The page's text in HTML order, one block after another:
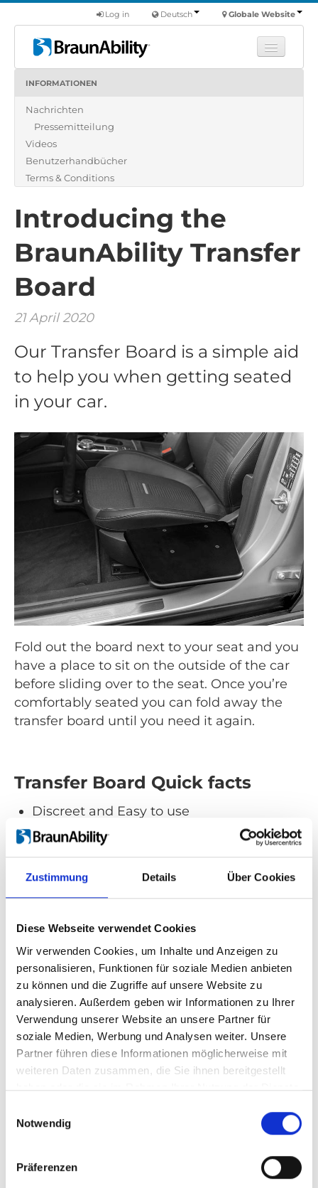
Zustimmung Details Über Cookies
Diese Webseite verwendet Cookies
Wir verwenden Cookies, um Inhalte und Anzeigen zu
personalisieren, Funktionen für soziale Medien anbieten
zu können und die Zugriffe auf unsere Website zu
analysieren. Außerdem geben wir Informationen zu Ihrer
Verwendung unserer Website an unsere Partner für
soziale Medien, Werbung und Analysen weiter. Unsere
Partner führen diese Informationen möglicherweise mit
weiteren Daten zusammen, die Sie ihnen bereitgestellt
haben oder die sie im Rahmen Ihrer Nutzung der Dienste
Notwendig
Präferenzen
Globale Website
Deutsch
Log in
Produkte
Nutzfahrzeuge
Über uns
INFORMATIONEN
Nachrichten
Pressemitteilung
Videos
Benutzerhandbücher
Terms & Conditions
Introducing the
BraunAbility Transfer
Board
21 April 2020
Our Transfer Board is a simple aid
to help you when getting seated
in your car.
Fold out the board next to your seat and you
have a place to sit on the outside of the car
before sliding over to the seat. Once you’re
comfortably seated you can fold away the
transfer board until you need it again.
Transfer Board Quick facts
Discreet and Easy to use
Fold-out accessibility.
A good help for anyone
cumbersome.
Choose the car you want
Easy to install in almost any vehicle.
Can be installed on either side of the car.
Does not prevent you from sharing your
car
Stays out of the way until needed.
No permanent installation
The installation is completely reversible.